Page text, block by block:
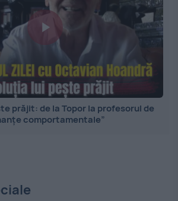
prăjit: de la Topor la profesorul de
comportamentale”